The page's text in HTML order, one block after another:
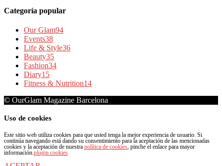
Categoría popular
Our Glam94
Events38
Life & Style36
Beauty35
Fashion34
Diary15
Fitness & Nutrition14
© OurGlam Magazine Barcelona
Uso de cookies
Este sitio web utiliza cookies para que usted tenga la mejor experiencia de usuario. Si
continúa navegando está dando su consentimiento para la aceptación de las mencionadas
cookies y la aceptación de nuestra política de cookies, pinche el enlace para mayor
información.plugin cookies